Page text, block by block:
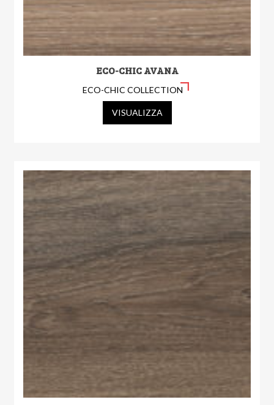
ECO-CHIC AVANA
ECO-CHIC COLLECTION
VISUALIZZA